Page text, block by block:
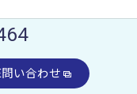
問い合わせ